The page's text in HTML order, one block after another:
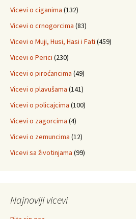
Vicevi o ciganima (132)
Vicevi o crnogorcima (83)
Vicevi o Muji, Husi, Hasi i Fati (459)
Vicevi o Perici (230)
Vicevi o piroćancima (49)
Vicevi o plavušama (141)
Vicevi o policajcima (100)
Vicevi o zagorcima (4)
Vicevi o zemuncima (12)
Vicevi sa životinjama (99)
Najnoviji vicevi